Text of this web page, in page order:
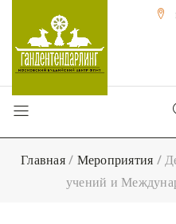
Главная/ Мероприятия /
учений и